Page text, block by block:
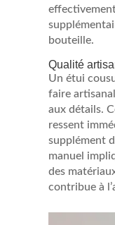
bouteille.
Qualité
Un étui
faire
aux détails.
ressent
supplément
manuel
des
contribue à